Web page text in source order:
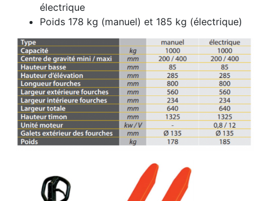
électrique
Poids 178 kg (manuel) et 185 kg (électrique)